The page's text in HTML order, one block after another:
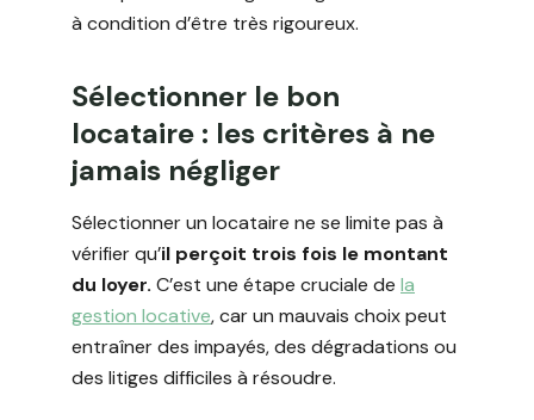
à condition d’être très rigoureux.
Sélectionner le bon
locataire : les critères à ne
jamais négliger
Sélectionner un locataire ne se limite pas à
vérifier qu’il perçoit trois fois le montant
du loyer. C’est une étape cruciale de la
gestion locative, car un mauvais choix peut
entraîner des impayés, des dégradations ou
des litiges difficiles à résoudre.